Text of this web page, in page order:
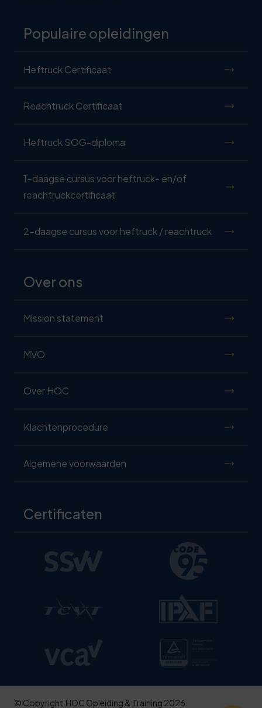
Populaire opleidingen
Heftruck Certificaat
Reachtruck Certificaat
Heftruck SOG-diploma
1-daagse cursus voor heftruck- en/of
reachtruckcertificaat
2-daagse cursus voor heftruck / reachtruck
Over ons
Mission statement
MVO
Over HOC
Klachtenprocedure
Algemene voorwaarden
Certificaten
© Copyright HOC Opleiding & Training 2026